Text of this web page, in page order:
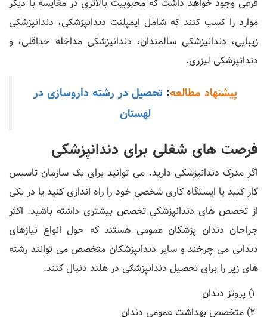
موارد را کسب کنند که شامل ایمپلنت دندانپزشکی، دندانپزشکی
زیبایی، دندانپزشکی سالمندان، دندانپزشکی مداخله حداقلی، و
دندانپزشکی لیزری.
پیشنهاد مطالعه:تحصیل در رشته داروسازی در
لهستان
فرصت های شغلی برای دندانپزشکی
اگر مدرک دندانپزشکی دارید، می توانید برای یک سازمان تاسیس
کار کنید یا ایستگاه کاری شخصی خود را راه اندازی کنید یا در یکی
از تخصص های دندانپزشکی تخصص بیشتری داشته باشید. اکثر
جراحان دندان پزشکان عمومی هستند که حول انواع نیازهای
دندانی می چرخند و سایر دندانپزشکان متخصص می توانند رشته
های زیر را برای تحصیل دندانپزشکی در هلند دنبال کنند.